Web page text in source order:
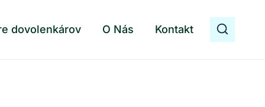
dovolenkárov O Nás Kontakt